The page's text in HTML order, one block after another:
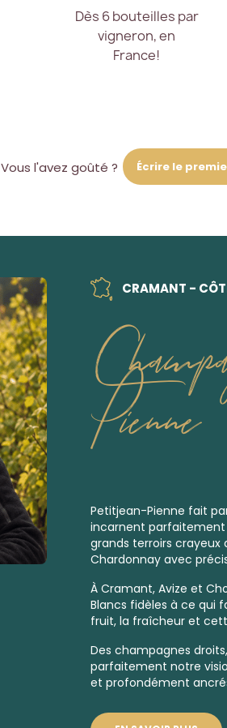
Dès 6 bouteilles par
vigneron, en
France!
Vous l'avez goûté ? Écrire le
CRAMANT -
Pienne
Petitjean-Pienne fait
incarnent parfaitement
grands terroirs crayeux
Chardonnay avec
À Cramant, Avize et
Blancs fidèles à ce qui
fruit, la fraîcheur et
Des champagnes
parfaitement notre
et profondément